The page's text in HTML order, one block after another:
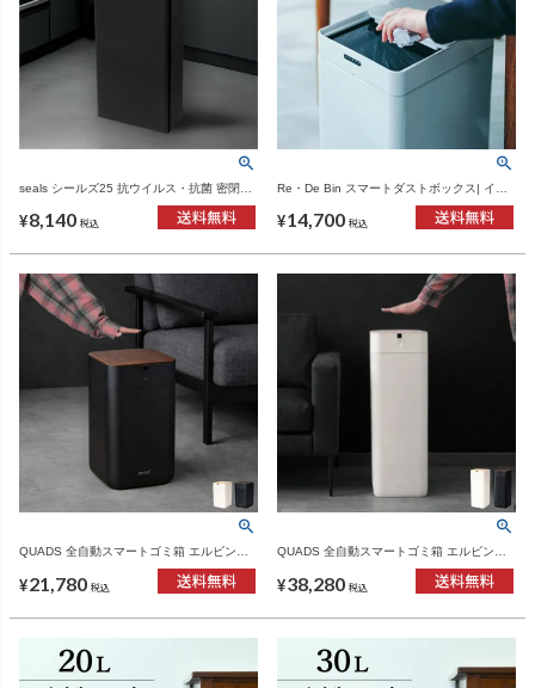
seals シールズ25 抗ウイルス・抗菌 密閉ダ
¥8,140 税込
Re・De Bin スマートダストボックス| イン
¥14,700 税込
QUADS 全自動スマートゴミ箱 エルビン
15L | インテリア雑貨・ゴミ箱
¥21,780 税込
QUADS 全自動スマートゴミ箱 エルビン
30L | インテリア雑貨・ゴミ箱
¥38,280 税込